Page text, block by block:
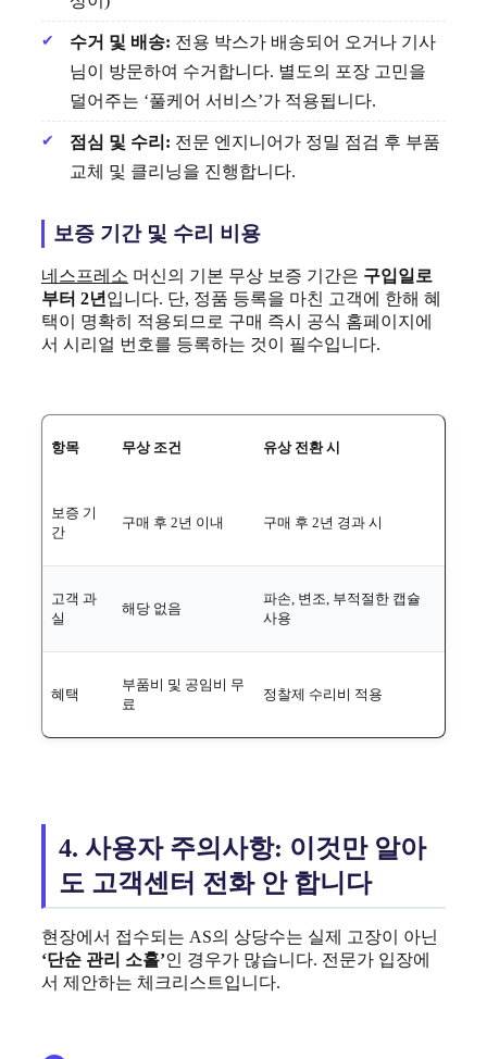
수거 및 배송: 전용 박스가 배송되어 오거나 기사
님이 방문하여 수거합니다. 별도의 포장 고민을
덜어주는 ‘풀케어 서비스’가 적용됩니다.
점심 및 수리: 전문 엔지니어가 정밀 점검 후 부품
교체 및 클리닝을 진행합니다.
보증 기간 및 수리 비용
네스프레소 머신의 기본 무상 보증 기간은 구입일로
부터 2년입니다. 단, 정품 등록을 마친 고객에 한해 혜
택이 명확히 적용되므로 구매 즉시 공식 홈페이지에
서 시리얼 번호를 등록하는 것이 필수입니다.
항목 무상 조건 유상 전환 시
보증 기
간
구매 후 2년 이내 구매 후 2년 경과 시
고객 과
실
해당 없음
파손, 변조, 부적절한 캡슐
사용
혜택
부품비 및 공임비 무
료
정찰제 수리비 적용
4. 사용자 주의사항: 이것만 알아
도 고객센터 전화 안 합니다
현장에서 접수되는 AS의 상당수는 실제 고장이 아닌
‘단순 관리 소홀’인 경우가 많습니다. 전문가 입장에
서 제안하는 체크리스트입니다.